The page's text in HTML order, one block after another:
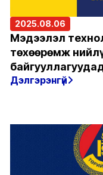
2025.08.06
Мэдээлэл
төхөөрөмж
Дэлгэрэнгүй